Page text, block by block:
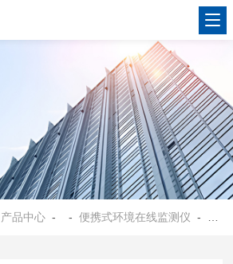
产品中心 - -便携式环境在线监测仪 - OSEN-VOCs汽车制造业PID原理便携式VOCs气体检测仪